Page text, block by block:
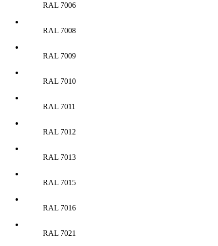
RAL 7006
RAL 7008
RAL 7009
RAL 7010
RAL 7011
RAL 7012
RAL 7013
RAL 7015
RAL 7016
RAL 7021